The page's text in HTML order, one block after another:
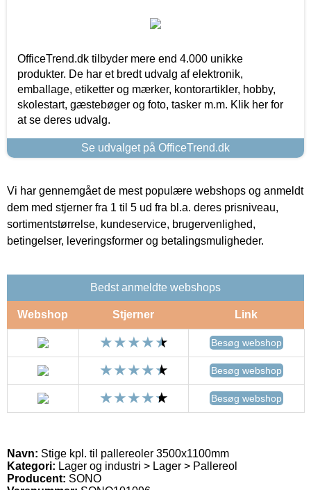
OfficeTrend.dk tilbyder mere end 4.000 unikke
produkter. De har et bredt udvalg af elektronik,
emballage, etiketter og mærker, kontorartikler, hobby,
skolestart, gæstebøger og foto, tasker m.m. Klik her for
at se deres udvalg.
Se udvalget på OfficeTrend.dk
Vi har gennemgået de mest populære webshops og anmeldt
dem med stjerner fra 1 til 5 ud fra bl.a. deres prisniveau,
sortimentstørrelse, kundeservice, brugervenlighed,
betingelser, leveringsformer og betalingsmuligheder.
Bedst anmeldte webshops
Webshop Stjerner Link
Besøg webshop
Besøg webshop
Besøg webshop
Navn: Stige kpl. til pallereoler 3500x1100mm
Kategori: Lager og industri > Lager > Pallereol
Producent: SONO